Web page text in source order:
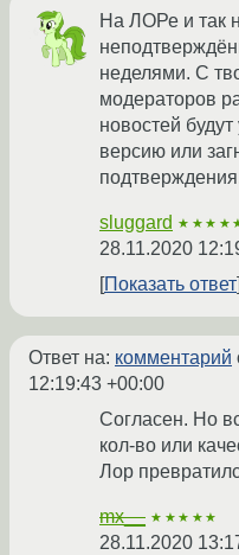
На ЛОРе и так
неделями. С
модераторов
новостей
версию или
sluggard
28.11.2020
Показать ответ
Ответ на: комментарий
12:19:43 +00:00
Согласен. Но
кол-во или
Лор
mx__ ★★★★★
28.11.2020